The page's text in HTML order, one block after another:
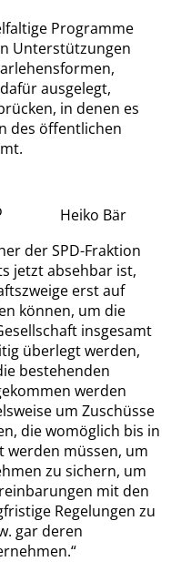
Programme
Unterstützungen
ausgelegt,
in denen es
des öffentlichen
Heiko Bär
der SPD-Fraktion
jetzt absehbar ist,
erst auf
können, um die
insgesamt
überlegt werden,
bestehenden
werden
um Zuschüsse
die womöglich bis in
werden müssen, um
zu sichern, um
mit den
Regelungen zu
gar deren